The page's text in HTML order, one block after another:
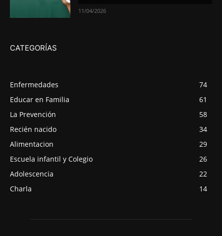
11/04/2026
CATEGORÍAS
Enfermedades
74
Educar en Familia
61
La Prevención
58
Recién nacido
34
Alimentacion
29
Escuela infantil y Colegio
26
Adolescencia
22
Charla
14